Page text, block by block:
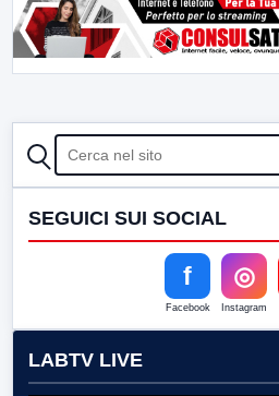
CERCA
SEGUICI SUI SOCIAL
f
Facebook
◎
Instagram
LABTV LIVE